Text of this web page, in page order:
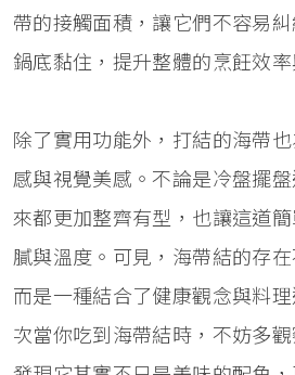
帶的接觸面積，讓它們不容易
鍋底黏住，提升整體的烹飪效率
除了實用功能外，打結的海帶
感與視覺美感。不論是冷盤擺
來都更加整齊有型，也讓這道
膩與溫度。可見，海帶結的存
而是一種結合了健康觀念與料
次當你吃到海帶結時，不妨多